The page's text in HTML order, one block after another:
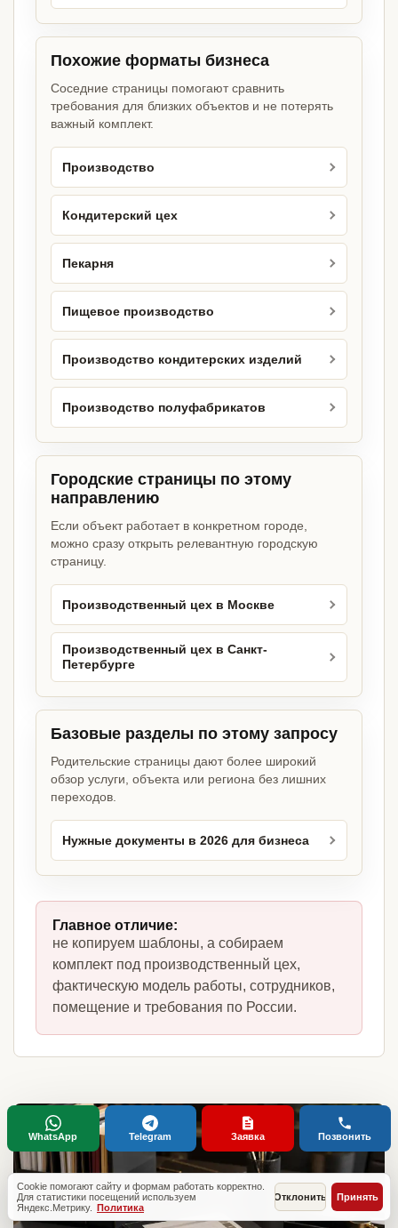
Похожие форматы бизнеса
Соседние страницы помогают сравнить
требования для близких объектов и не потерять
важный комплект.
Производство
Кондитерский цех
Пекарня
Пищевое производство
Производство кондитерских изделий
Производство полуфабрикатов
Городские страницы по этому
направлению
Если объект работает в конкретном городе,
можно сразу открыть релевантную городскую
страницу.
Производственный цех в Москве
Производственный цех в Санкт-
Петербурге
Базовые разделы по этому запросу
Родительские страницы дают более широкий
обзор услуги, объекта или региона без лишних
переходов.
Нужные документы в 2026 для бизнеса
Главное отличие:
не копируем шаблоны, а собираем
комплект под производственный цех,
фактическую модель работы, сотрудников,
помещение и требования по России.
Cookie помогают сайту и формам работать корректно.
Для статистики посещений используем
Яндекс.Метрику. Политика
Отклонить Принять
WhatsApp Telegram Заявка Позвонить